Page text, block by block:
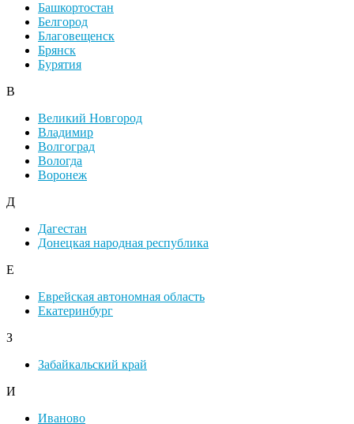
Башкортостан
Белгород
Благовещенск
Брянск
Бурятия
В
Великий Новгород
Владимир
Волгоград
Вологда
Воронеж
Д
Дагестан
Донецкая народная республика
Е
Еврейская автономная область
Екатеринбург
З
Забайкальский край
И
Иваново